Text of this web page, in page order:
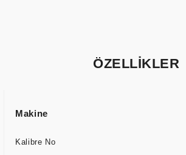
ÖZELLİKLER
Makine
Kalibre No